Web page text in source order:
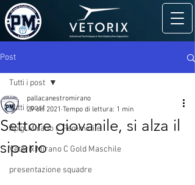
Post
Tutti i post
Apigi Mirano C Femminile
Vetorix Mirano C Gold Maschile
presentazione squadre
Tutti i post
Settore giovanile, si alza il
sipario
pallacanestromirano
29 ott 2021 Tempo di lettura: 1 min